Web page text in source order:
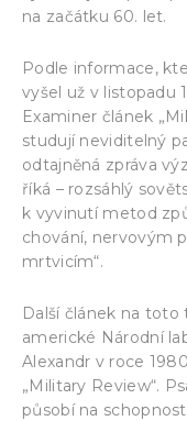
na začátku 60. let.
Podle informace,
vyšel už v listopadu
Examiner článek
studují neviditelný
odtajněná zpráva
říká – rozsáhlý
k vyvinutí metod
chování, nervovým
mrtvicím“.
Další článek na toto
americké Národní
Alexandr v roce
„Military Review“.
působí na